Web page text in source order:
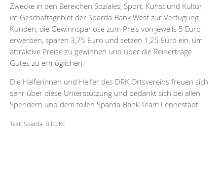
Zwecke in den Bereichen Soziales, Sport, Kunst und Kultur
im Geschäftsgebiet der Sparda-Bank West zur Verfügung.
Kunden, die Gewinnsparlose zum Preis von jeweils 5 Euro
erwerben, sparen 3,75 Euro und setzen 1,25 Euro ein, um
attraktive Preise zu gewinnen und über die Reinerträge
Gutes zu ermöglichen.
Die Helferinnen und Helfer des DRK Ortsvereins freuen sich
sehr über diese Unterstützung und bedankt sich bei allen
Spendern und dem tollen Sparda-Bank-Team Lennestadt.
Text: Sparda, Bild: KE